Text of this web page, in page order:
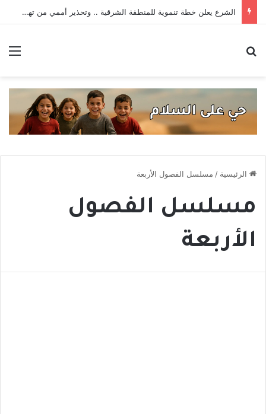
الشرع يعلن خطة تنموية للمنطقة الشرقية .. وتحذير أممي من تهديدات داعش _ حصاد الأسبوع
الرئيسية / مسلسل الفصول الأربعة
مسلسل الفصول
الأربعة